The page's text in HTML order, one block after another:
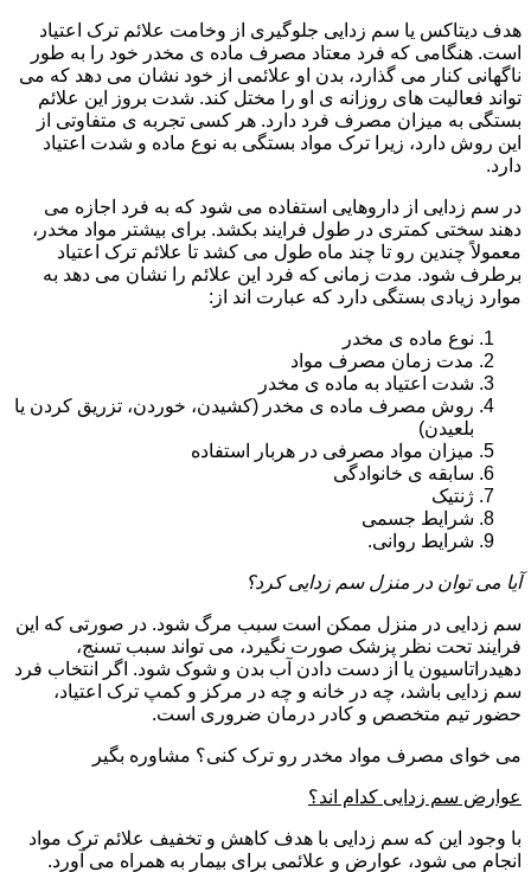
هدف دیتاکس یا سم زدایی جلوگیری از وخامت علائم ترک اعتیاد
است. هنگامی که فرد معتاد مصرف ماده ی مخدر خود را به طور
ناگهانی کنار می گذارد، بدن او علائمی از خود نشان می دهد که می
تواند فعالیت های روزانه ی او را مختل کند. شدت بروز این علائم
بستگی به میزان مصرف فرد دارد. هر کسی تجربه ی متفاوتی از
این روش دارد، زیرا ترک مواد بستگی به نوع ماده و شدت اعتیاد
دارد.
در سم زدایی از داروهایی استفاده می شود که به فرد اجازه می
دهند سختی کمتری در طول فرایند بکشد. برای بیشتر مواد مخدر،
معمولاً چندین رو تا چند ماه طول می کشد تا علائم ترک اعتیاد
برطرف شود. مدت زمانی که فرد این علائم را نشان می دهد به
موارد زیادی بستگی دارد که عبارت اند از:
نوع ماده ی مخدر
مدت زمان مصرف مواد
شدت اعتیاد به ماده ی مخدر
روش مصرف ماده ی مخدر (کشیدن، خوردن، تزریق کردن یا
بلعیدن)
میزان مواد مصرفی در هربار استفاده
سابقه ی خانوادگی
ژنتیک
شرایط جسمی
شرایط روانی.
آیا می توان در منزل سم زدایی کرد؟
سم زدایی در منزل ممکن است سبب مرگ شود. در صورتی که این
فرایند تحت نظر پزشک صورت نگیرد، می تواند سبب تسنج،
دهیدراتاسیون یا از دست دادن آب بدن و شوک شود. اگر انتخاب فرد
سم زدایی باشد، چه در خانه و چه در مرکز و کمپ ترک اعتیاد،
حضور تیم متخصص و کادر درمان ضروری است.
می خوای مصرف مواد مخدر رو ترک کنی؟ مشاوره بگیر
عوارض سم زدایی کدام اند؟
با وجود این که سم زدایی با هدف کاهش و تخفیف علائم ترک مواد
انجام می شود، عوارض و علائمی برای بیمار به همراه می آورد.